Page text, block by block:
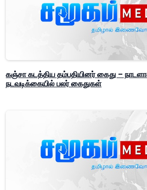
கஞ்சா கடத்திய தம்பதியினர் கைது –
நடவடிக்கையில் பலர் கைதுகள்